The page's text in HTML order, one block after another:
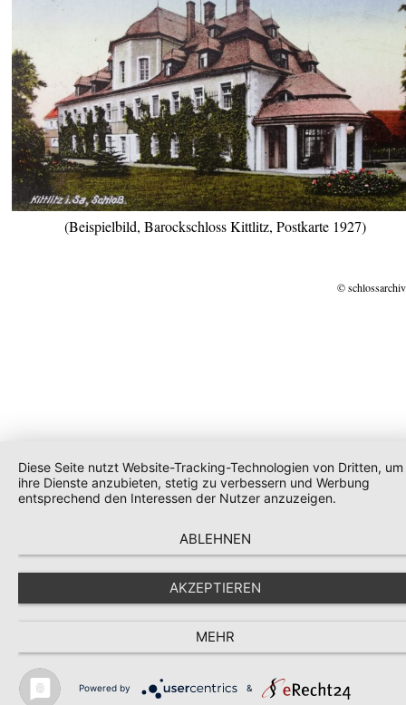
(Beispielbild, Barockschloss Kittlitz, Postkarte 1927)
©
Diese Seite nutzt Website-Tracking-Technologien von Dritten, um
ihre Dienste anzubieten, stetig zu verbessern und Werbung
entsprechend den Interessen der Nutzer anzuzeigen.
ABLEHNEN
AKZEPTIEREN
MEHR
Powered by &